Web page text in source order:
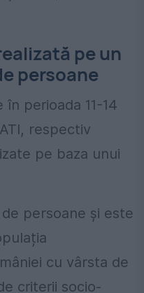
pe un
persoane
perioada 11-14
respectiv
pe baza unui
de persoane și este
cu vârsta de
criterii socio-